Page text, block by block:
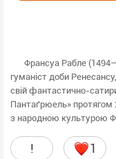
Франсуа Рабле
гуманіст доби
свій фантастично-
Пантаґрюель» протягом
з народною культурою
! 1